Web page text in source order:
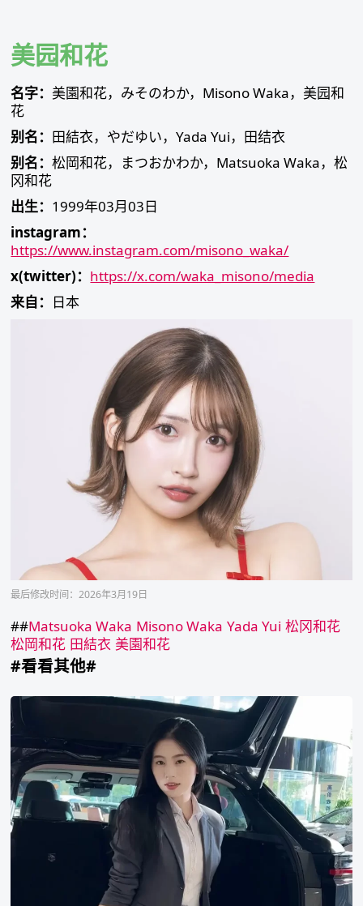
content
美园和花
名字： 美園和花，みそのわか，Misono Waka，美园和
花
别名： 田結衣，やだゆい，Yada Yui，田结衣
别名：松岡和花，まつおかわか，Matsuoka Waka，松
冈和花
出生： 1999年03月03日
instagram：
https://www.instagram.com/misono_waka/
x(twitter)： https://x.com/waka_misono/media
来自： 日本
最后修改时间：2026年3月19日
##Matsuoka Waka Misono Waka Yada Yui 松冈和花
松岡和花 田結衣 美園和花
#看看其他#
Ling
Zhi
Wang
Yi